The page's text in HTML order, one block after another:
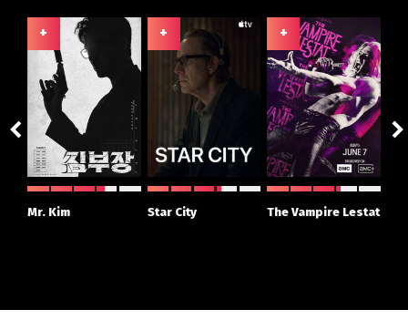
+
Mr. Kim
+
Star City
+
The Vampire Lestat